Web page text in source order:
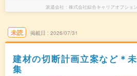
派遣会社 株式会社綜合キャリアオプショ
未読 掲載日 2026/07/31
建材の切断計画立案など＊
集